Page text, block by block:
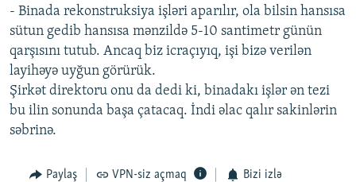
- Binada rekonstruksiya işləri aparılır, ola bilsin hansısa
sütun gedib hansısa mənzildə 5-10 santimetr günün
qarşısını tutub. Ancaq biz icraçıyıq, işi bizə verilən
layihəyə uyğun görürük.
Şirkət direktoru onu da dedi ki, binadakı işlər ən tezi
bu ilin sonunda başa çatacaq. İndi əlac qalır sakinlərin
səbrinə.
Paylaş VPN-siz açmaq Bizi izlə